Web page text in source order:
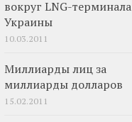
вокруг LNG-терминала
Украины
10.03.2011
Миллиарды лиц за
миллиарды долларов
15.02.2011